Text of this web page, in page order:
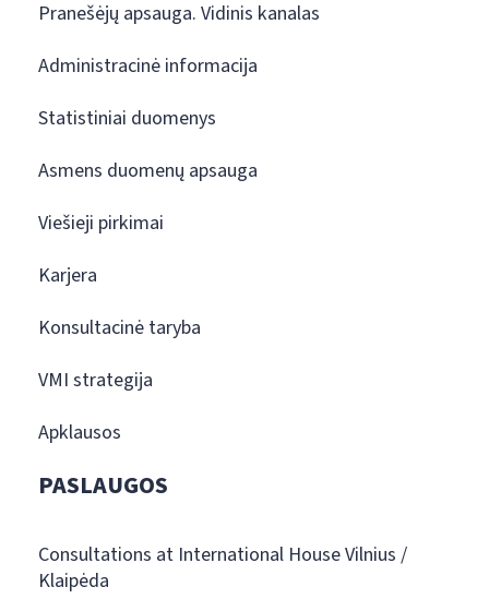
Pranešėjų apsauga. Vidinis kanalas
Administracinė informacija
Statistiniai duomenys
Asmens duomenų apsauga
Viešieji pirkimai
Karjera
Konsultacinė taryba
VMI strategija
Apklausos
PASLAUGOS
Consultations at International House Vilnius /
Klaipėda